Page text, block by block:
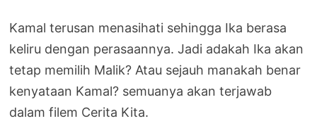
Kamal terusan menasihati sehingga Ika berasa
keliru dengan perasaannya. Jadi adakah Ika akan
tetap memilih Malik? Atau sejauh manakah benar
kenyataan Kamal? semuanya akan terjawab
dalam filem Cerita Kita.